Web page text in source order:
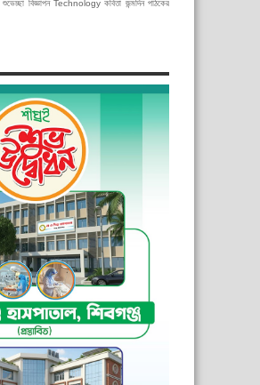
শুভেচ্ছা বিজ্ঞাপন Technology কবিতা জন্মদিন পাঠকের